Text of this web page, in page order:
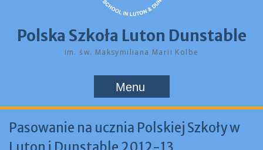
Polska Szkoła Luton Dunstable
im. św. Maksymiliana Marii Kolbe
Menu
Pasowanie na ucznia Polskiej Szkoły w